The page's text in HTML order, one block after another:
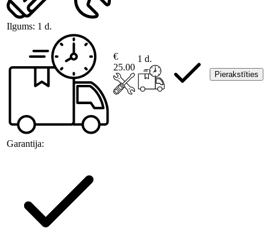
Ilgums: 1 d.
Garantija:
€
25.00
1 d.
Pierakstīties